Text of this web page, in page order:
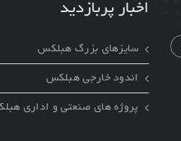
اخبار پربازدید
سایزهای بزرگ هبلکس
اندود خارجي هبلکس
پروژه های صنعتی و اداري